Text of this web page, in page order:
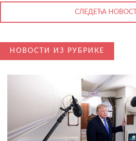
СЛЕДЕЋА НОВОСТ
НОВОСТИ ИЗ РУБРИКЕ